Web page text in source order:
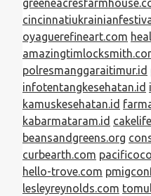
oyaguerefineart.com
polresmanggaraitimur.id
infotentangkesehatan.id
kamuskesehatan.id
kabarmataram.id
beansandgreens.org
curbearth.com
hello-trove.com
lesleyreynolds.com